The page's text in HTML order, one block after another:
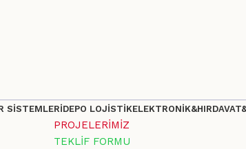
SİSTEMLERİDEPO LOJİSTİK
PROJELERİMİZ
TEKLİF FORMU